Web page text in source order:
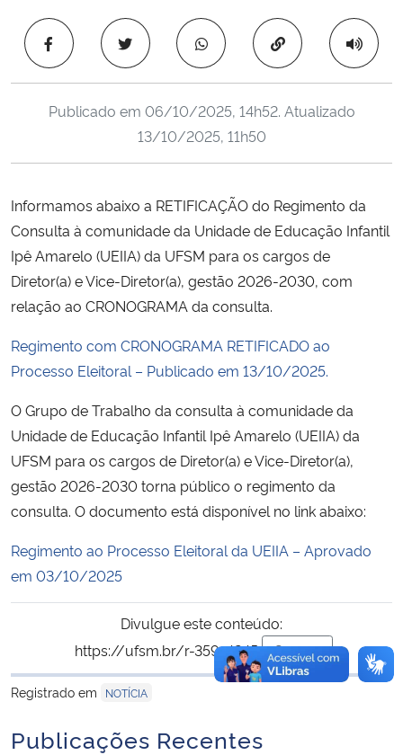
Ministério do Turismo
Secretaria de Governo
Gabinete de Segurança Institucional
Banco Central do Brasil
Planalto
Copiar para área
Publicado em 06/10/2025, 14h52. Atualizado
13/10/2025, 11h50
Informamos abaixo a RETIFICAÇÃO do Regimento da
Consulta à comunidade da Unidade de Educação Infantil
Ipê Amarelo (UEIIA) da UFSM para os cargos de
Diretor(a) e Vice-Diretor(a), gestão 2026-2030, com
relação ao CRONOGRAMA da consulta.
Regimento com CRONOGRAMA RETIFICADO ao
Processo Eleitoral – Publicado em 13/10/2025.
O Grupo de Trabalho da consulta à comunidade da
Unidade de Educação Infantil Ipê Amarelo (UEIIA) da
UFSM para os cargos de Diretor(a) e Vice-Diretor(a),
gestão 2026-2030 torna público o regimento da
consulta. O documento está disponível no link abaixo:
Regimento ao Processo Eleitoral da UEIIA – Aprovado
em 03/10/2025
Divulgue este conteúdo:
https://ufsm.br/r-359-4245
Copiar
para área de
Registrado em
NOTÍCIA
Publicações Recentes